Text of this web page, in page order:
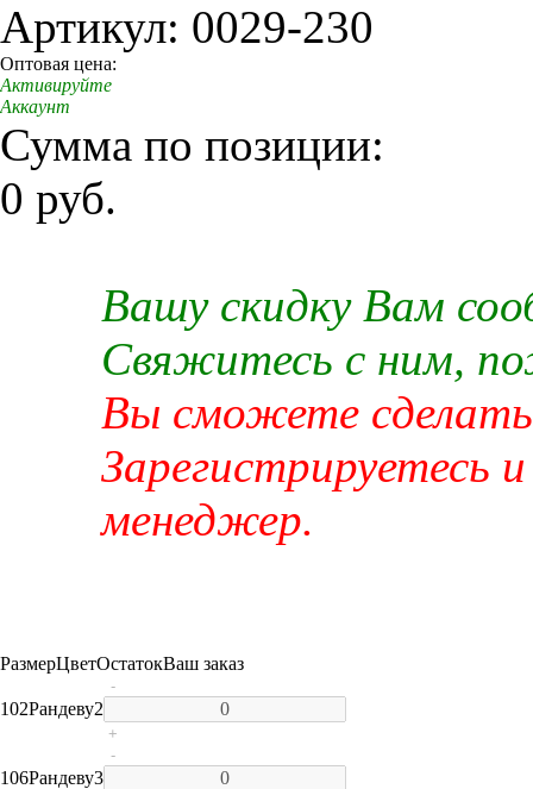
Артикул: 0029-230
Оптовая цена:
Активируйте
Аккаунт
Сумма по позиции:
0 руб.
Вашу скидку Вам
Свяжитесь с ним,
Вы сможете сделать
Зарегистрируетесь
менеджер.
РазмерЦветОстатокВаш заказ
102Рандеву2
-
+
106Рандеву3
-